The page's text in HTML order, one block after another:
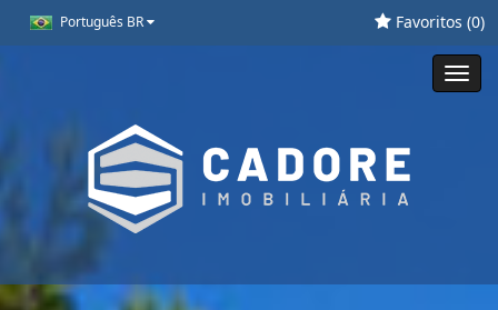
Português BR Favoritos (0)